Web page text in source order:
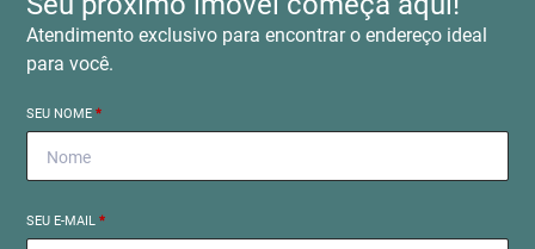
Atendimento exclusivo para encontrar o endereço ideal
para você.
SEU NOME*
SEU E-MAIL*